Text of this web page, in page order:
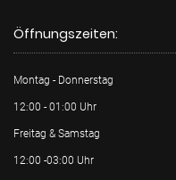
Öffnungszeiten:
Montag - Donnerstag
12:00 - 01:00 Uhr
Freitag & Samstag
12:00 -03:00 Uhr